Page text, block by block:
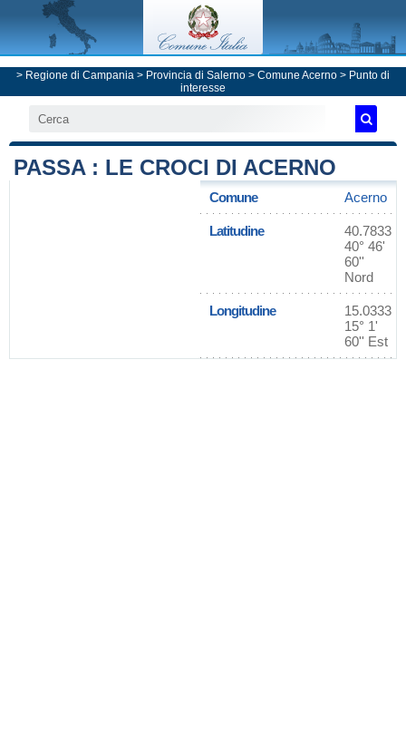
> Regione di Campania > Provincia di Salerno > Comune Acerno > Punto di
interesse
PASSA : LE CROCI DI ACERNO
Comune Acerno
Latitudine
40.7833
40° 46'
60''
Nord
Longitudine
15.0333
15° 1'
60'' Est